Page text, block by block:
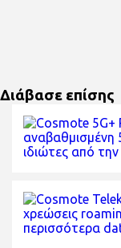
Διάβασε επίσης